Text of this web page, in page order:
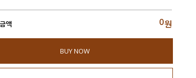
액 0원
BUY NOW